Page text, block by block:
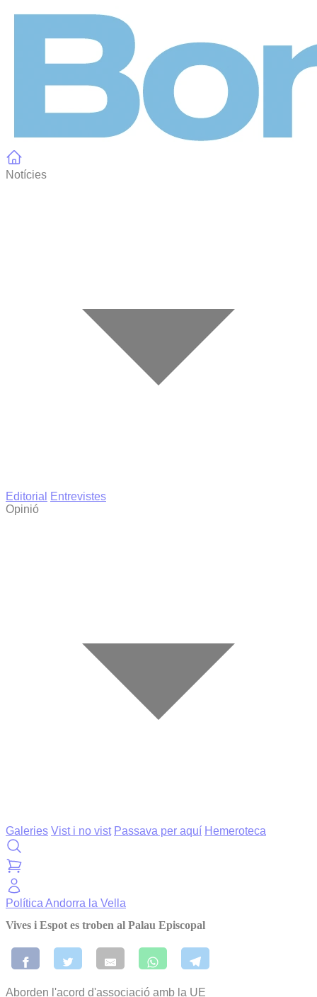
Notícies
Editorial
Entrevistes
Opinió
Galeries Vist i no vist Passava per aquí Hemeroteca
Política Andorra la Vella
Vives i Espot es troben al Palau Episcopal
Aborden l'acord d'associació amb la UE